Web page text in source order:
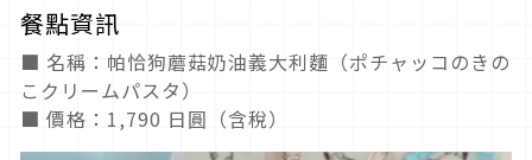
餐點資訊
■ 名稱：帕恰狗蘑菇奶油義大利麵（ポチャッコのきの
こクリームパスタ）
■ 價格：1,790 日圓（含稅）